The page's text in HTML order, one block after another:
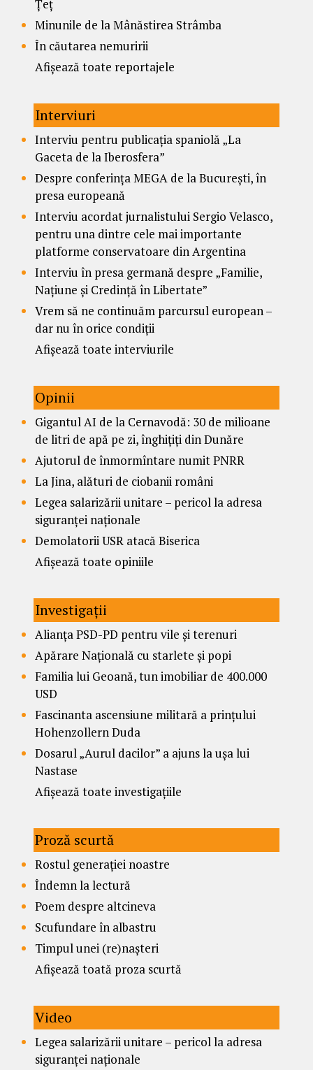
Țeț
Minunile de la Mânăstirea Strâmba
În căutarea nemuririi
Afișează toate reportajele
Interviuri
Interviu pentru publicația spaniolă „La
Gaceta de la Iberosfera”
Despre conferința MEGA de la București, în
presa europeană
Interviu acordat jurnalistului Sergio Velasco,
pentru una dintre cele mai importante
platforme conservatoare din Argentina
Interviu în presa germană despre „Familie,
Națiune și Credință în Libertate”
Vrem să ne continuăm parcursul european –
dar nu în orice condiții
Afișează toate interviurile
Opinii
Gigantul AI de la Cernavodă: 30 de milioane
de litri de apă pe zi, înghițiți din Dunăre
Ajutorul de înmormîntare numit PNRR
La Jina, alături de ciobanii români
Legea salarizării unitare – pericol la adresa
siguranței naționale
Demolatorii USR atacă Biserica
Afișează toate opiniile
Investigații
Alianța PSD-PD pentru vile și terenuri
Apărare Națională cu starlete și popi
Familia lui Geoană, tun imobiliar de 400.000
USD
Fascinanta ascensiune militară a prințului
Hohenzollern Duda
Dosarul „Aurul dacilor” a ajuns la ușa lui
Nastase
Afișează toate investigațiile
Proză scurtă
Rostul generației noastre
Îndemn la lectură
Poem despre altcineva
Scufundare în albastru
Timpul unei (re)nașteri
Afișează toată proza scurtă
Video
Legea salarizării unitare – pericol la adresa
siguranței naționale